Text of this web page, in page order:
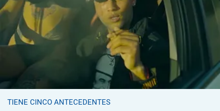
TIENE CINCO ANTECEDENTES